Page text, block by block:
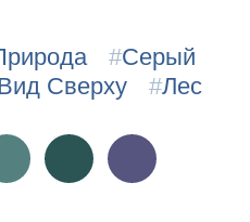
#Серый
Сверху #Лес